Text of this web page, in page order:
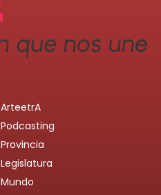
ArteetrA
Podcasting
Provincia
Legislatura
Mundo